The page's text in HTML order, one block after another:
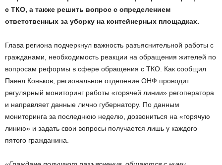
с ТКО, а также решить вопрос с определением
ответственных за уборку на контейнерных площадках.
Глава региона подчеркнул важность разъяснительной работы с
гражданами, необходимость реакции на обращения жителей по
вопросам реформы в сфере обращения с ТКО. Как сообщил
Павел Коньков, региональное отделение ОНФ проводит
регулярный мониторинг работы «горячей линии» регоператора
и направляет данные лично губернатору. По данным
мониторинга за последнюю неделю, дозвониться на «горячую
линию» и задать свои вопросы получается лишь у каждого
пятого гражданина.